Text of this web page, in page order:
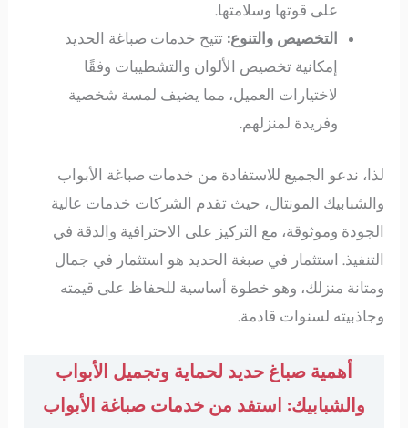
على قوتها وسلامتها.
التخصيص والتنوع: تتيح خدمات صباغة الحديد
إمكانية تخصيص الألوان والتشطيبات وفقًا
لاختيارات العميل، مما يضيف لمسة شخصية
وفريدة لمنزلهم.
لذا، ندعو الجميع للاستفادة من خدمات صباغة الأبواب
والشبابيك المونتال، حيث تقدم الشركات خدمات عالية
الجودة وموثوقة، مع التركيز على الاحترافية والدقة في
التنفيذ. استثمار في صبغة الحديد هو استثمار في جمال
ومتانة منزلك، وهو خطوة أساسية للحفاظ على قيمته
وجاذبيته لسنوات قادمة.
أهمية صباغ حديد لحماية وتجميل الأبواب
والشبابيك: استفد من خدمات صباغة الأبواب